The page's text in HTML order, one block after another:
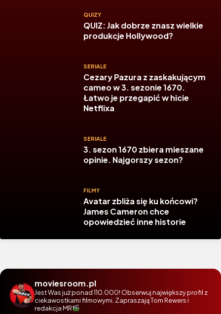
QUIZY
QUIZ: Jak dobrze znasz wielkie
produkcje Hollywood?
SERIALE
Cezary Pazura z zaskakującym
cameo w 3. sezonie 1670.
Łatwo je przegapić w hicie
Netflixa
SERIALE
3. sezon 1670 zbiera mieszane
opinie. Najgorszy sezon?
FILMY
Avatar zbliża się ku końcowi?
James Cameron chce
opowiedzieć inne historie
moviesroom.pl
Jest Was już ponad 110.000! Obserwuj największy profil z
ciekawostkami filmowymi. Zapraszają Tom Rewers i
redakcja MR